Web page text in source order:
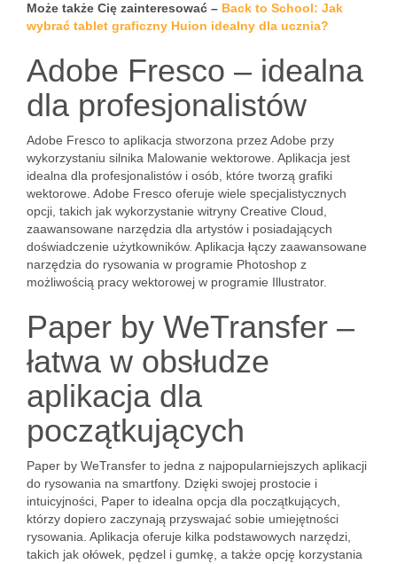
Może także Cię zainteresować – Back to School: Jak
wybrać tablet graficzny Huion idealny dla ucznia?
Adobe Fresco – idealna
dla profesjonalistów
Adobe Fresco to aplikacja stworzona przez Adobe przy
wykorzystaniu silnika Malowanie wektorowe. Aplikacja jest
idealna dla profesjonalistów i osób, które tworzą grafiki
wektorowe. Adobe Fresco oferuje wiele specjalistycznych
opcji, takich jak wykorzystanie witryny Creative Cloud,
zaawansowane narzędzia dla artystów i posiadających
doświadczenie użytkowników. Aplikacja łączy zaawansowane
narzędzia do rysowania w programie Photoshop z
możliwością pracy wektorowej w programie Illustrator.
Paper by WeTransfer –
łatwa w obsłudze
aplikacja dla
początkujących
Paper by WeTransfer to jedna z najpopularniejszych aplikacji
do rysowania na smartfony. Dzięki swojej prostocie i
intuicyjności, Paper to idealna opcja dla początkujących,
którzy dopiero zaczynają przyswajać sobie umiejętności
rysowania. Aplikacja oferuje kilka podstawowych narzędzi,
takich jak ołówek, pędzel i gumkę, a także opcję korzystania